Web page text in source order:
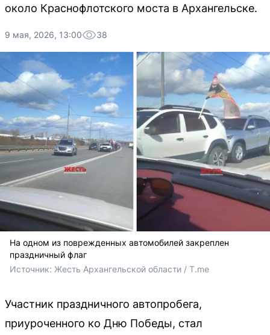
около Краснофлотского моста в Архангельске.
9 мая, 2026, 13:00 38
На одном из поврежденных автомобилей закреплен
праздничный флаг
Источник: Жесть Архангельской области / T.me
Участник праздничного автопробега,
приуроченного ко Дню Победы, стал